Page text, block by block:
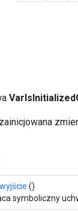
()
symboliczny